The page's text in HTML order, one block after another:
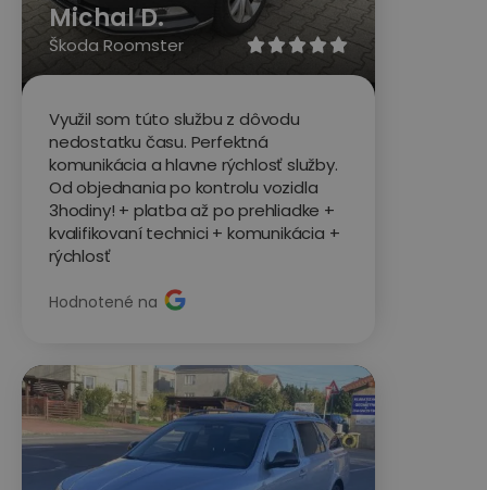

Michal D.
Škoda Roomster
Využil som túto službu z dôvodu
nedostatku času. Perfektná
komunikácia a hlavne rýchlosť služby.
Od objednania po kontrolu vozidla
3hodiny! + platba až po prehliadke +
kvalifikovaní technici + komunikácia +
rýchlosť
Hodnotené na